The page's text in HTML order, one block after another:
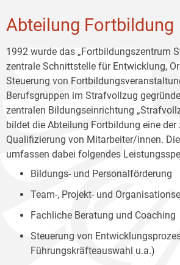
Abteilung Fortbildung
1992 wurde das „Fortbildungszentrum
zentrale Schnittstelle für Entwicklung,
Steuerung von
Berufsgruppen im Strafvollzug
zentralen Bildungseinrichtung
bildet die Abteilung Fortbildung eine der
Qualifizierung von Mitarbeiter/innen.
umfassen dabei folgendes
Bildungs- und Personalförderung
Team-, Projekt- und
Fachliche Beratung und Coaching
Steuerung von
Führungskräfteauswahl u.a.)